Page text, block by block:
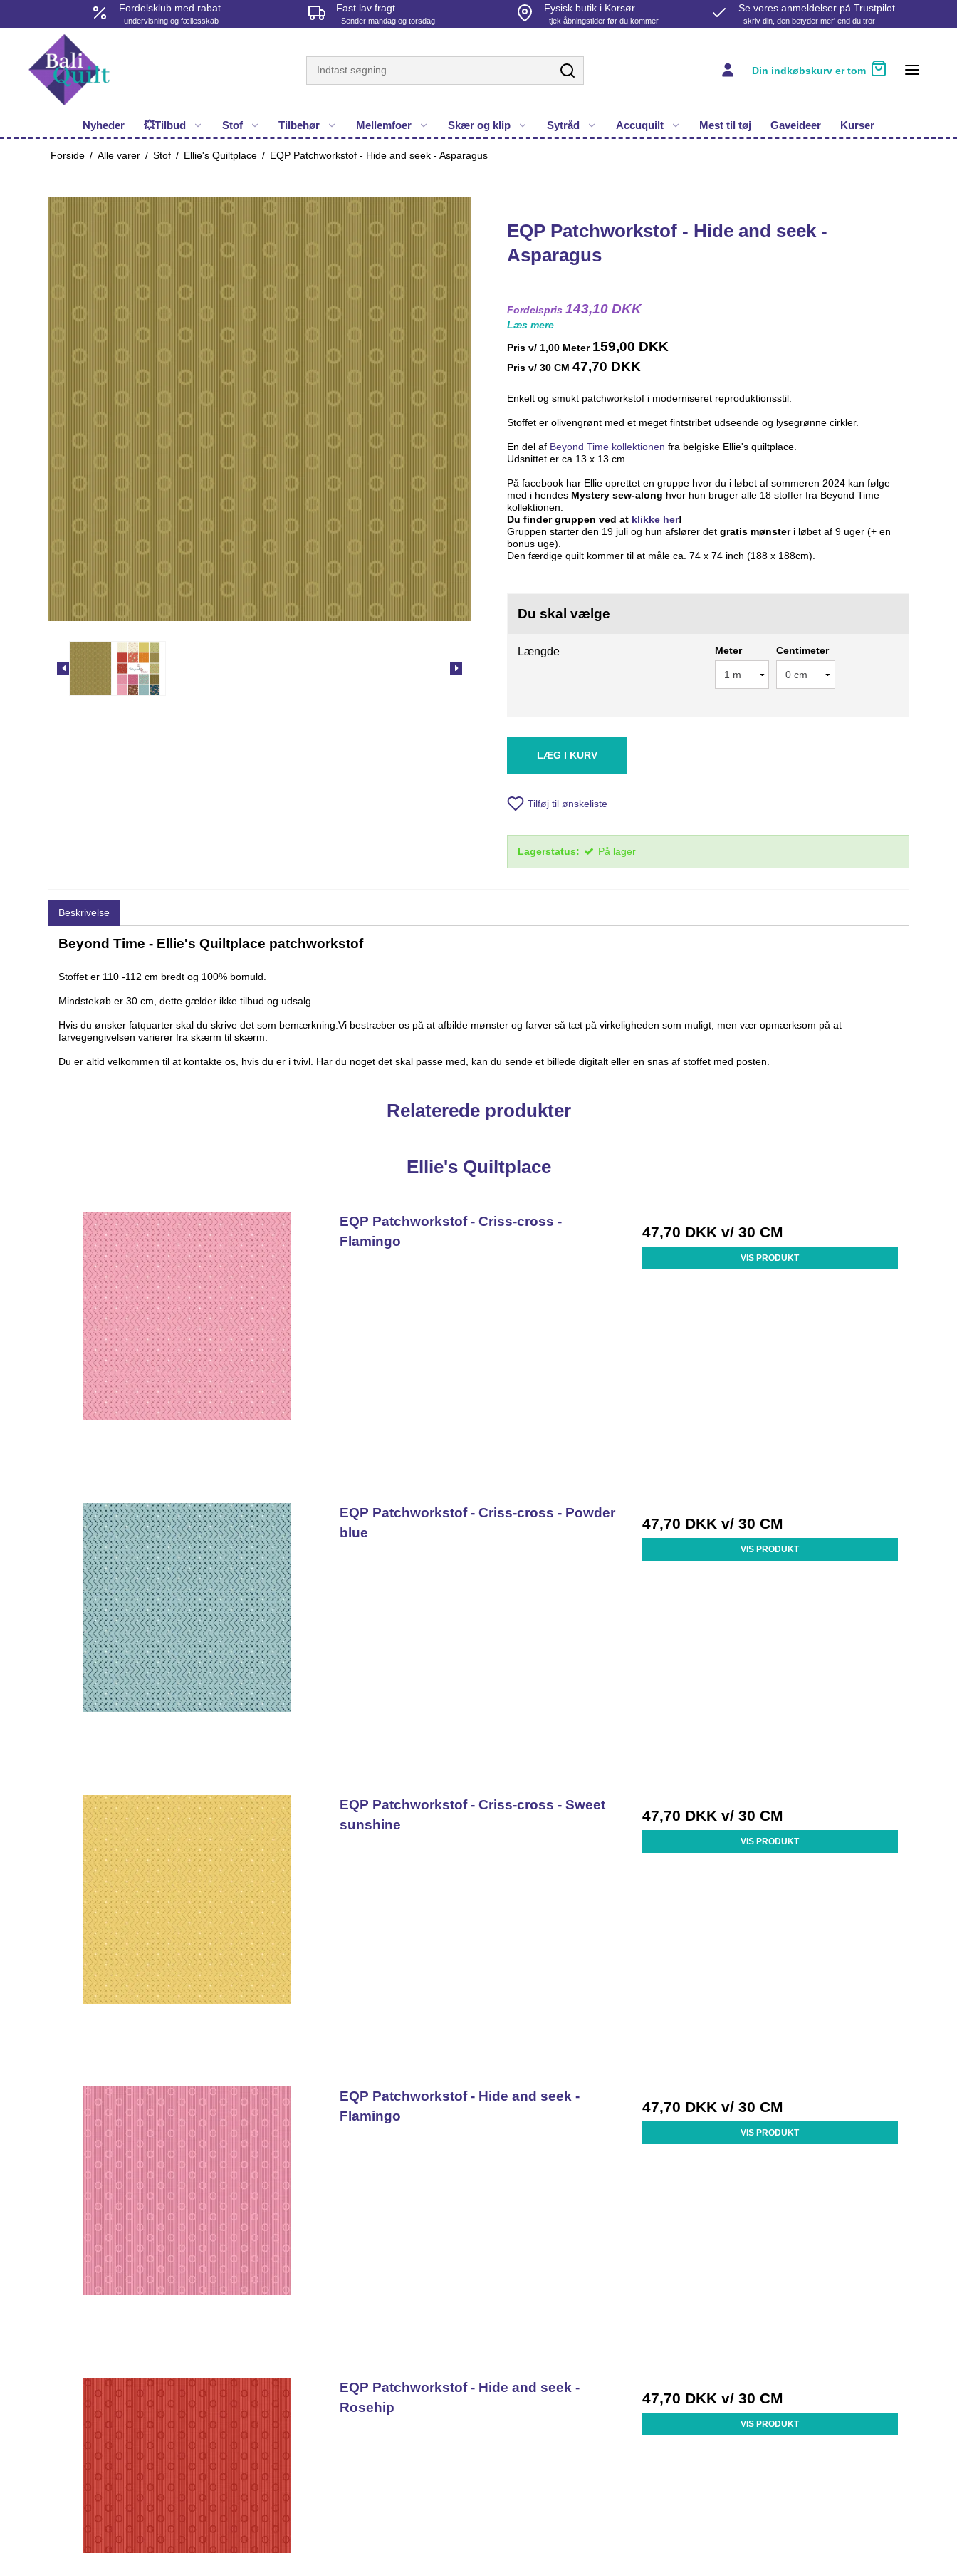
Fordelsklub med rabat
- undervisning og fællesskab
Fast lav fragt
- Sender mandag og torsdag
Fysisk butik i Korsør
- tjek åbningstider før du kommer
Se vores anmeldelser på Trustpilot
- skriv din, den betyder mer' end du tror
Nyheder 💥Tilbud Stof Tilbehør Mellemfoer Skær og klip Sytråd Accuquilt Mest til tøj Gaveideer Kurser
Din indkøbskurv er tom
Forside / Alle varer / Stof / Ellie's Quiltplace / EQP Patchworkstof - Hide and seek - Asparagus
EQP Patchworkstof - Hide and seek -
Asparagus
Fordelspris 143,10 DKK
Læs mere
Pris v/ 1,00 Meter 159,00 DKK
Pris v/ 30 CM 47,70 DKK
Enkelt og smukt patchworkstof i moderniseret reproduktionsstil.
Stoffet er olivengrønt med et meget fintstribet udseende og lysegrønne cirkler.
En del af Beyond Time kollektionen fra belgiske Ellie's quiltplace.
Udsnittet er ca.13 x 13 cm.
På facebook har Ellie oprettet en gruppe hvor du i løbet af sommeren 2024 kan følge
med i hendes Mystery sew-along hvor hun bruger alle 18 stoffer fra Beyond Time
kollektionen.
Du finder gruppen ved at klikke her!
Gruppen starter den 19 juli og hun afslører det gratis mønsteri løbet af 9 uger (+ en
bonus uge).
Den færdige quilt kommer til at måle ca. 74 x 74 inch (188 x 188cm).
Lagerstatus: På lager
Du skal vælge
Længde Meter Centimeter
LÆG I KURV
Tilføj til ønskeliste
Beskrivelse
Beyond Time - Ellie's Quiltplace patchworkstof
Stoffet er 110 -112 cm bredt og 100% bomuld.
Mindstekøb er 30 cm, dette gælder ikke tilbud og udsalg.
Hvis du ønsker fatquarter skal du skrive det som bemærkning.Vi bestræber os på at afbilde mønster og farver så tæt på virkeligheden som muligt, men vær opmærksom på at
farvegengivelsen varierer fra skærm til skærm.
Du er altid velkommen til at kontakte os, hvis du er i tvivl. Har du noget det skal passe med, kan du sende et billede digitalt eller en snas af stoffet med posten.
Relaterede produkter
Ellie's Quiltplace
EQP Patchworkstof - Criss-cross -
Flamingo
47,70 DKKv/ 30 CM
VIS PRODUKT
EQP Patchworkstof - Criss-cross - Powder
blue
47,70 DKKv/ 30 CM
VIS PRODUKT
EQP Patchworkstof - Criss-cross - Sweet
sunshine
47,70 DKKv/ 30 CM
VIS PRODUKT
EQP Patchworkstof - Hide and seek -
Flamingo
47,70 DKKv/ 30 CM
VIS PRODUKT
EQP Patchworkstof - Hide and seek -
Rosehip
47,70 DKKv/ 30 CM
VIS PRODUKT